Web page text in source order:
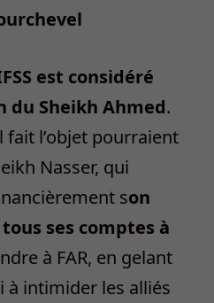
est considéré
du Sheikh Ahmed.
fait l’objet pourraient
Nasser, qui
son
ses comptes à
à FAR, en gelant
à intimider les alliés